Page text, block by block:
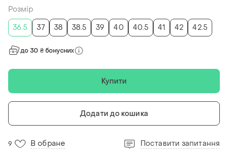
Розмір
36.5
37 38 38.5 39 40 40.5 41 42 42.5
до 30 ₴ бонусних
Купити
Додати до кошика
9 В обране Поставити запитання